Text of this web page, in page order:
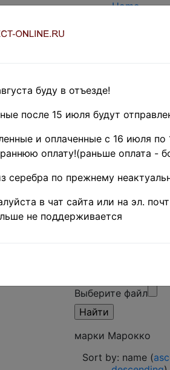
Home
TERMS
Home»
Africa»
Марокко
Поиск в категории
Выберите файл
марки Марокко
Sort by: name (
буду в отъезде!
после 15 июля будут
и оплаченные с 16 июля по
оплату!(раньше оплата -
серебра по прежнему
в чат сайта или на эл.
не поддерживается